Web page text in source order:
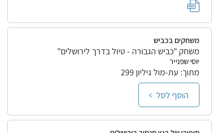
משחקים בכביש
משחק "כביש הגבורה - טיול בדרך לירושלים"
יוסי שפנייר
מתוך: עת-מול גיליון 299
הוסף לסל